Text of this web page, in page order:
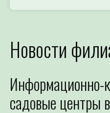
Новости
Информационно-
садовые центры